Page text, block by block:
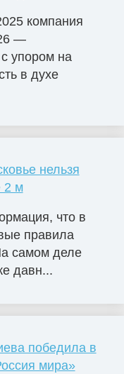
компания
—
упором на
в духе
нельзя
2 м
что в
правила
самом деле
давн...
победила в
мира»